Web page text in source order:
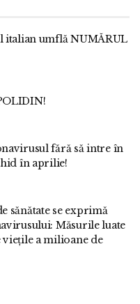
italian umflă NUMĂRUL
fără să intre în
în aprilie!
sănătate se exprimă
Măsurile luate
a milioane de